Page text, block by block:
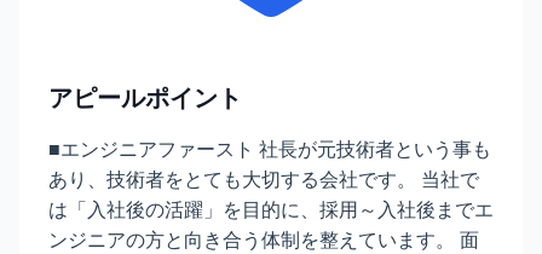
アピールポイント
■エンジニアファースト 社長が元技術者という事も
あり、技術者をとても大切する会社です。 当社で
は「入社後の活躍」を目的に、採用～入社後までエ
ンジニアの方と向き合う体制を整えています。 面